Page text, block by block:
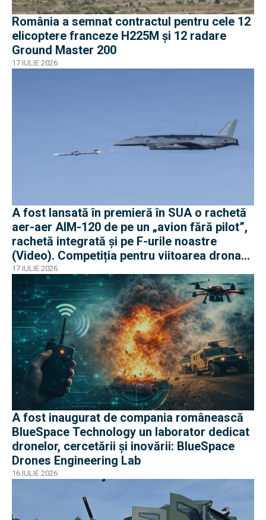
România a semnat contractul pentru cele 12
elicoptere franceze H225M și 12 radare
Ground Master 200
17 IULIE 2026
A fost lansată în premieră în SUA o rachetă
aer-aer AIM-120 de pe un „avion fără pilot”,
rachetă integrată și pe F-urile noastre
(Video). Competiția pentru viitoarea drona
„loyal wing” e acerbă
17 IULIE 2026
A fost inaugurat de compania românească
BlueSpace Technology un laborator dedicat
dronelor, cercetării și inovării: BlueSpace
Drones Engineering Lab
16 IULIE 2026